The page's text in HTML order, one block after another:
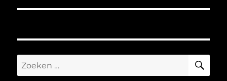
Zoeken
naar: